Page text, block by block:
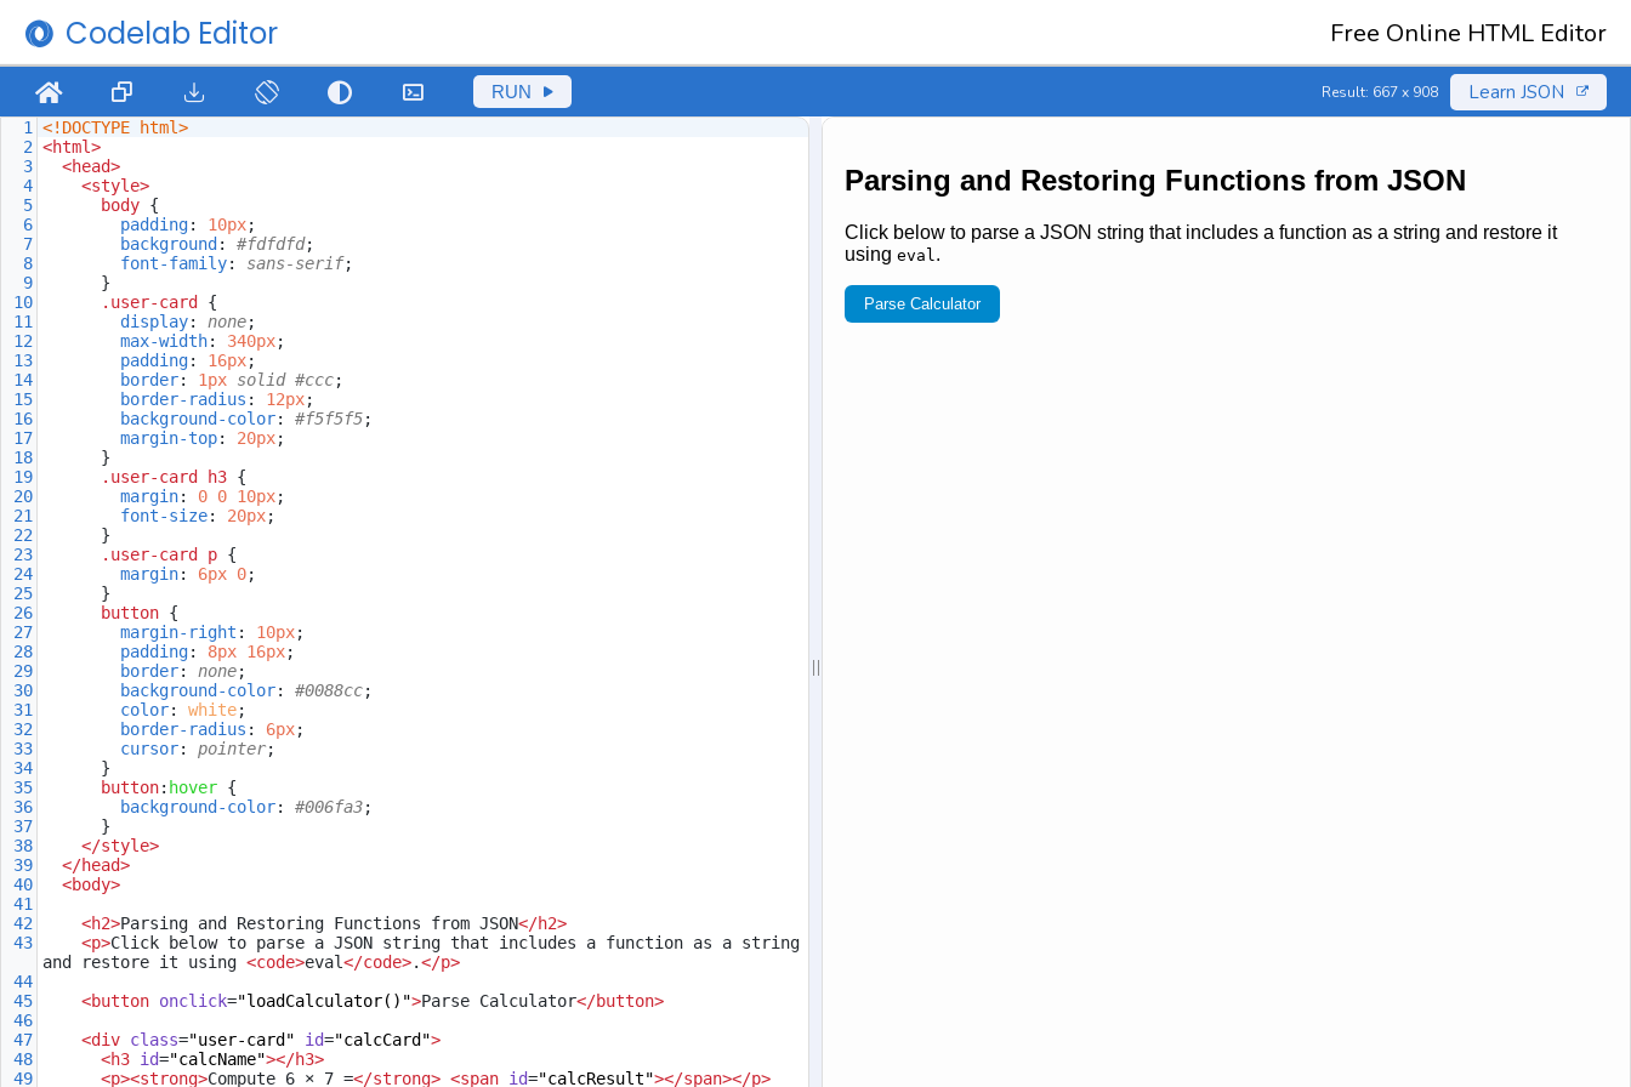
Codelab Editor Free Online HTML Editor
RUN Result: 667 x 908 Learn JSON
1
<!DOCTYPE html>
2 <html>
3
<head>
4
<style>
5
body {
6
padding: 10px;
7
background : #fdfdfd;
8
font-family: sans-serif;
9
}
10
.user-card
{
11
display: none;
12
max-width: 340px;
13
padding: 16px;
14
border: 1px solid #ccc;
15
border-radius : 12px;
16
background-color: #f5f5f5;
17
margin-top: 20px;
18
}
19
.user-card h3 {
20
margin: 0 0 10px;
21
font-size: 20px;
22
}
23
.user-card p {
24
margin: 6px 0;
25
}
26
button {
27
margin-right : 10px;
28
padding: 8px 16px;
29
border: none;
30
background-color: #0088cc;
31
color: white;
32
border-radius : 6px;
33
cursor: pointer;
34
}
35
button: hover {
36
background-color: #006fa3;
37
}
38
</style>
39
</head>
40
<body>
41
42
<h2>Parsing and Restoring Functions from JSON</h2>
43
<p>Click below to parse a JSON string that includes a function as a string
and restore it using <code>eval</code>.</p>
44
45
<button onclick="loadCalculator()">Parse Calculator</button>
46
47
<div class="user-card" id="calcCard">
48
<h3 id="calcName"></h3>
49
<p><strong>Compute 6 × 7 =</strong> <span id="calcResult"></span></p>